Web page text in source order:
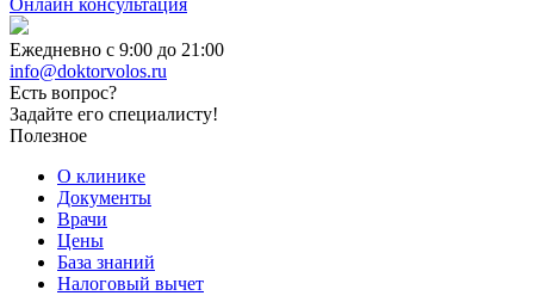
Ежедневно с 9:00 до 21:00
info@doktorvolos.ru
Есть вопрос?
Задайте его специалисту!
Полезное
О клинике
Документы
Врачи
Цены
База знаний
Налоговый вычет